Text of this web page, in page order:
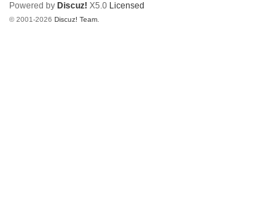
Powered by Discuz! X5.0 Licensed
© 2001-2026Discuz! Team